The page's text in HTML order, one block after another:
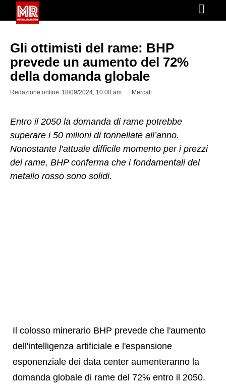
Gli ottimisti del rame: BHP
prevede un aumento del 72%
della domanda globale
Redazione online 18/09/2024, 10:00 am Mercati
Entro il 2050 la domanda di rame potrebbe
superare i 50 milioni di tonnellate all’anno.
Nonostante l’attuale difficile momento per i prezzi
del rame, BHP conferma che i fondamentali del
metallo rosso sono solidi.
Il colosso minerario BHP prevede che l'aumento
dell'intelligenza artificiale e l'espansione
esponenziale dei data center aumenteranno la
domanda globale di rame del 72% entro il 2050.